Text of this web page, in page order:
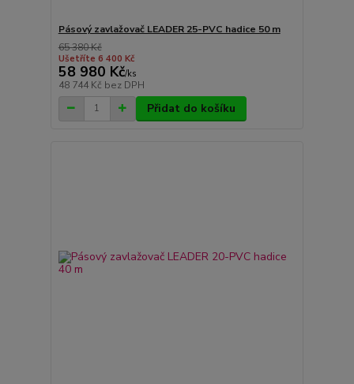
Pásový zavlažovač LEADER 25-PVC hadice 50 m
65 380 Kč
Ušetříte 6 400 Kč
58 980 Kč/ks
48 744 Kč bez DPH
Přidat do košíku